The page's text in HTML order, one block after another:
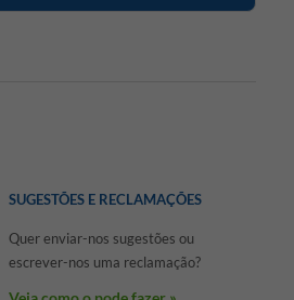
SUGESTÕES E RECLAMAÇÕES
Quer enviar-nos sugestões ou
escrever-nos uma reclamação?